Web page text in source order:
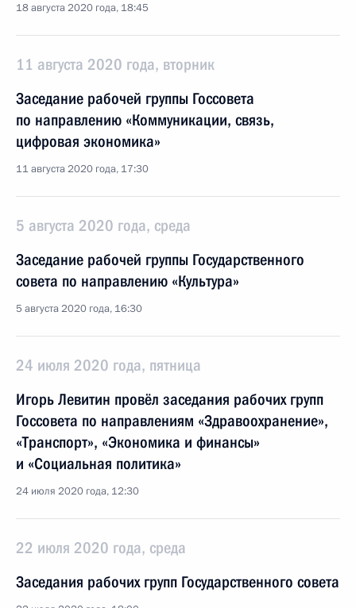
18 августа 2020 года, 18:45
11 августа 2020 года, вторник
Заседание рабочей группы Госсовета
по направлению «Коммуникации, связь,
цифровая экономика»
11 августа 2020 года, 17:30
5 августа 2020 года, среда
Заседание рабочей группы Государственного
совета по направлению «Культура»
5 августа 2020 года, 16:30
24 июля 2020 года, пятница
Игорь Левитин провёл заседания рабочих групп
Госсовета по направлениям «Здравоохранение»,
«Транспорт», «Экономика и финансы»
и «Социальная политика»
24 июля 2020 года, 12:30
22 июля 2020 года, среда
Заседания рабочих групп Государственного совета